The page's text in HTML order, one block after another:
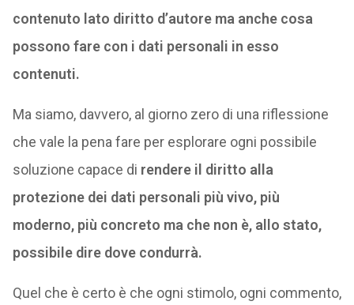
contenuto lato diritto d’autore ma anche cosa
possono fare con i dati personali in esso
contenuti.
Ma siamo, davvero, al giorno zero di una riflessione
che vale la pena fare per esplorare ogni possibile
soluzione capace di rendere il diritto alla
protezione dei dati personali più vivo, più
moderno, più concreto ma che non è, allo stato,
possibile dire dove condurrà.
Quel che è certo è che ogni stimolo, ogni commento,